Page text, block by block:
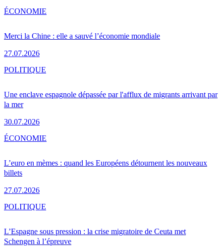
Merci la Chine : elle a sauvé l’économie mondiale
27.07.2026
ÉCONOMIE
Une enclave espagnole dépassée par l'afflux de migrants arrivant par
la mer
30.07.2026
POLITIQUE
L’euro en mèmes : quand les Européens détournent les nouveaux
billets
27.07.2026
ÉCONOMIE
L’Espagne sous pression : la crise migratoire de Ceuta met
Schengen à l’épreuve
POLITIQUE